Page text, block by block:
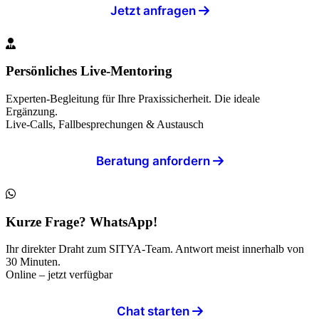
Jetzt anfragen
Persönliches Live-Mentoring
Experten-Begleitung für Ihre Praxissicherheit. Die ideale
Ergänzung.
Live-Calls, Fallbesprechungen & Austausch
Beratung anfordern
Kurze Frage? WhatsApp!
Ihr direkter Draht zum SITYA-Team. Antwort meist innerhalb von
30 Minuten.
Online – jetzt verfügbar
Chat starten